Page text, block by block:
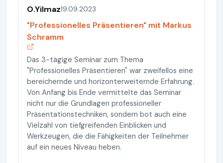
O.Yilmaz19.09.2023
"Professionelles Präsentieren" mit Markus
Schramm
Das 3-tägige Seminar zum Thema
"Professionelles Präsentieren" war zweifellos eine
bereichernde und horizonterweiternde Erfahrung.
Von Anfang bis Ende vermittelte das Seminar
nicht nur die Grundlagen professioneller
Präsentationstechniken, sondern bot auch eine
Vielzahl von tiefgreifenden Einblicken und
Werkzeugen, die die Fähigkeiten der Teilnehmer
auf ein neues Niveau heben.